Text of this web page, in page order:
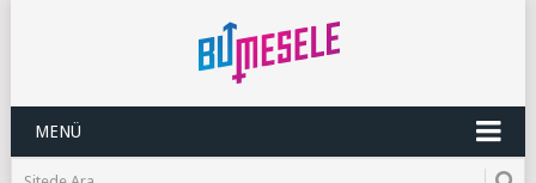
MENÜ